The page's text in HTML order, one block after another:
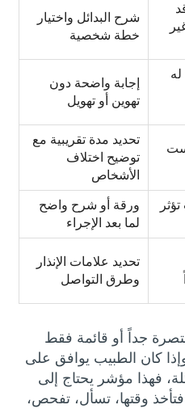
شرح البدائل واختيار
خطة شخصية
إجابة واضحة دون
تهوين أو تهويل
تحديد مدة تقريبية مع
توضيح اختلاف
الأشخاص
ورقة أو شرح واضح
لما بعد الإجراء
تحديد علامات الإنذار
وطرق التواصل
جداً أو قائمة فقط
كان الطبيب يوافق على
فهذا مؤشر يحتاج إلى
فتأخذ وقتها، تسأل، تفحص،